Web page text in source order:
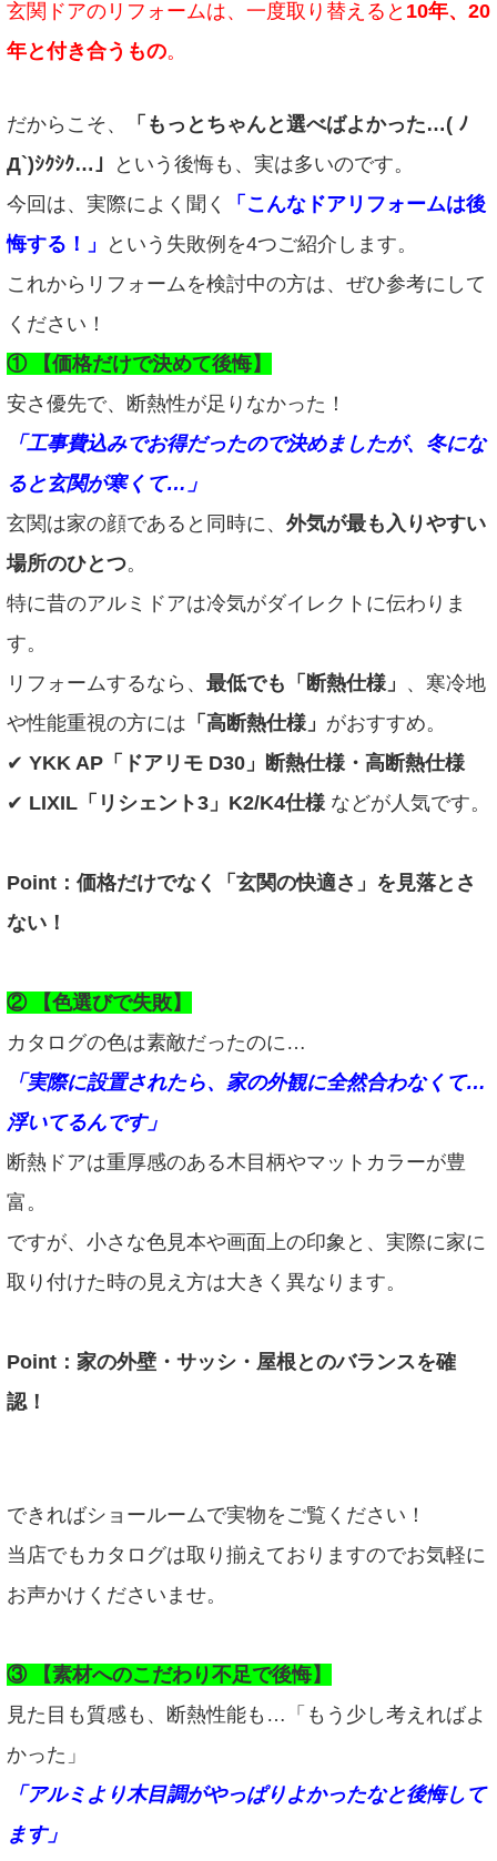
玄関ドアのリフォームは、一度取り替えると 10年、20
年と付き合うもの。
だからこそ、
「もっとちゃんと選べばよかった…( ﾉ
Д`)ｼｸｼｸ…」
という後悔も、実は多いのです。
今回は、実際によく聞く
「こんなドアリフォームは後
悔する！」
という失敗例を4つご紹介します。
これからリフォームを検討中の方は、ぜひ参考にして
ください！
① 【価格だけで決めて後悔】
安さ優先で、断熱性が足りなかった！
「工事費込みでお得だったので決めましたが、冬にな
ると玄関が寒くて…」
玄関は家の顔であると同時に、 外気が最も入りやすい
場所のひとつ。
特に昔のアルミドアは冷気がダイレクトに伝わりま
す。
リフォームするなら、 最低でも「断熱仕様」 、寒冷地
や性能重視の方には 「高断熱仕様」 がおすすめ。
✔ YKK AP「ドアリモ D30」断熱仕様・高断熱仕様
✔ LIXIL「リシェント3」K2/K4仕様 などが人気です。
Point：価格だけでなく「玄関の快適さ」を見落とさ
ない！
② 【色選びで失敗】
カタログの色は素敵だったのに…
「実際に設置されたら、家の外観に全然合わなくて…
浮いてるんです」
断熱ドアは重厚感のある木目柄やマットカラーが豊
富。
ですが、小さな色見本や画面上の印象と、実際に家に
取り付けた時の見え方は大きく異なります。
Point：家の外壁・サッシ・屋根とのバランスを確
認！
できればショールームで実物をご覧ください！
当店でもカタログは取り揃えておりますのでお気軽に
お声かけくださいませ。
③ 【素材へのこだわり不足で後悔】
見た目も質感も、断熱性能も…「もう少し考えればよ
かった」
「アルミより木目調がやっぱりよかったなと後悔して
ます」